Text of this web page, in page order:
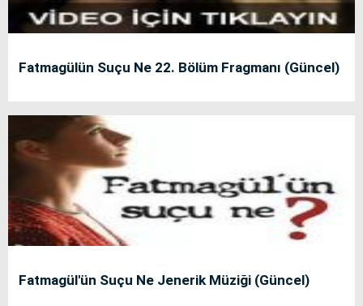
Fatmagülün Suçu Ne 22. Bölüm Fragmanı (Güncel)
Fatmagül'ün Suçu Ne Jenerik Müziği (Güncel)